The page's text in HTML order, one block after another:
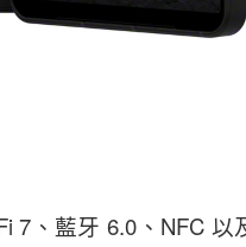
7、藍牙 6.0、NFC